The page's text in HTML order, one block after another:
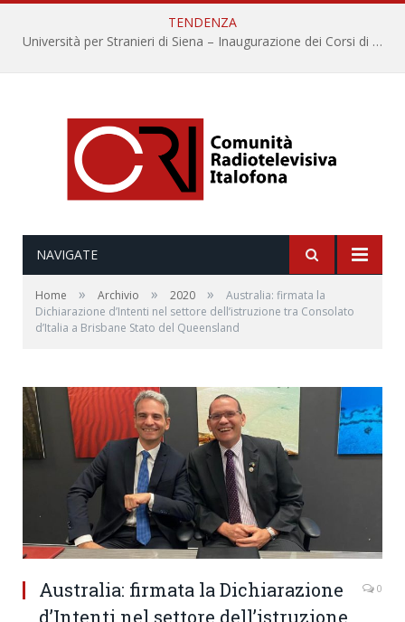
TENDENZA
Università per Stranieri di Siena – Inaugurazione dei Corsi di Lingua e Cultura Italiana, 109a annata
NAVIGATE
Home » Archivio » 2020 »
Australia: firmata la
Dichiarazione d’Intenti nel settore dell’istruzione tra Consolato
d’Italia a Brisbane Stato del Queensland
Australia: firmata la Dichiarazione
d’Intenti nel settore dell’istruzione
0